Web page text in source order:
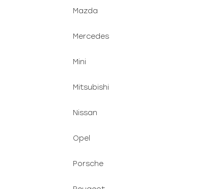
Mazda
Mercedes
Mini
Mitsubishi
Nissan
Opel
Porsche